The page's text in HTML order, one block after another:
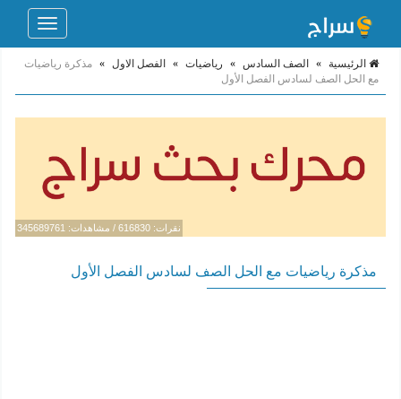
Toggle
الرئيسية » الصف السادس » رياضيات » الفصل الاول » مذكرة رياضيات
مع الحل الصف لسادس الفصل الأول
نقرات: 616830 / مشاهدات: 345689761
مذكرة رياضيات مع الحل الصف لسادس الفصل الأول